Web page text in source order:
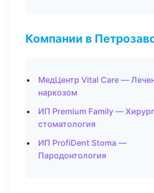
Компании в
МедЦентр Vital Care —
наркозом
ИП Premium Family —
стоматология
ИП ProfiDent Stoma —
Пародонтология